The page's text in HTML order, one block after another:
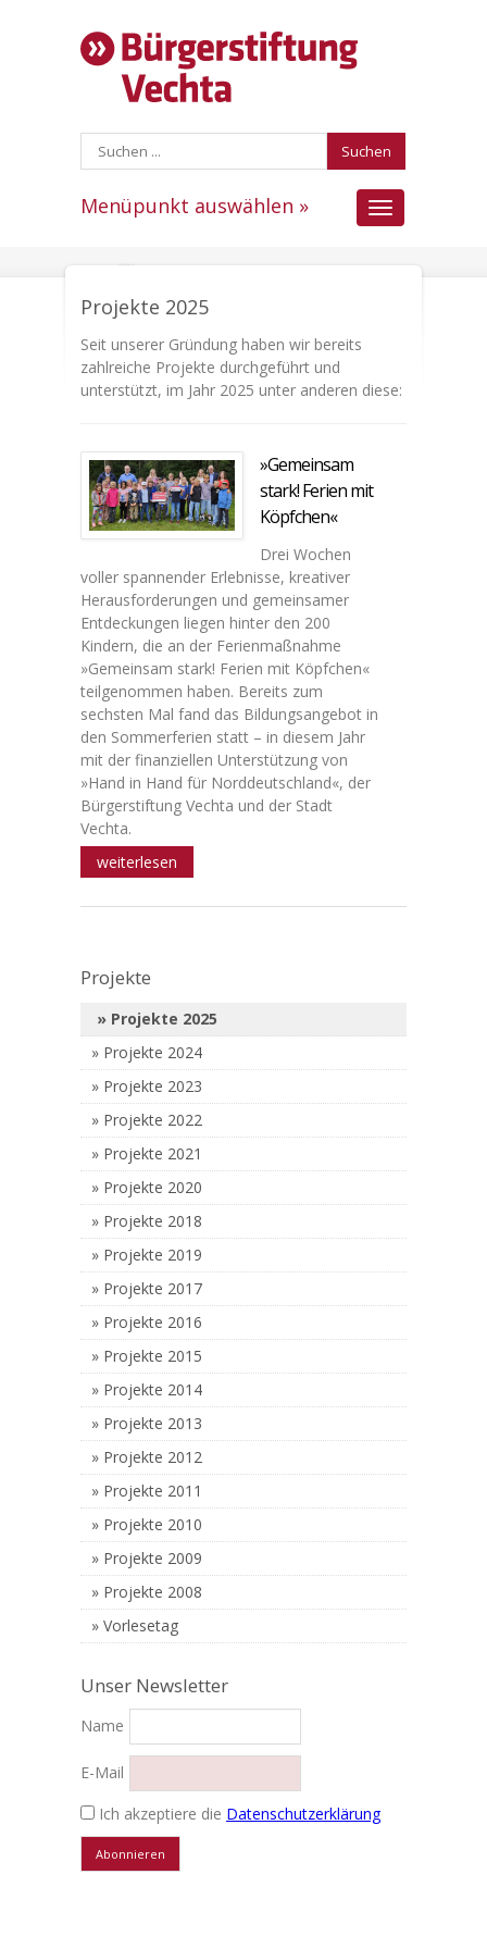
Suchen
Menüpunkt auswählen »
Menüpunkt
auswählen
Projekte 2025
Seit unserer Gründung haben wir bereits
zahlreiche Projekte durchgeführt und
unterstützt, im Jahr 2025 unter anderen diese:
»Gemeinsam
stark! Ferien mit
Köpfchen«
Drei Wochen
voller spannender Erlebnisse, kreativer
Herausforderungen und gemeinsamer
Entdeckungen liegen hinter den 200
Kindern, die an der Ferienmaßnahme
»Gemeinsam stark! Ferien mit Köpfchen«
teilgenommen haben. Bereits zum
sechsten Mal fand das Bildungsangebot in
den Sommerferien statt – in diesem Jahr
mit der finanziellen Unterstützung von
»Hand in Hand für Norddeutschland«, der
Bürgerstiftung Vechta und der Stadt
Vechta.
weiterlesen
Projekte
Projekte 2025
Projekte 2024
Projekte 2023
Projekte 2022
Projekte 2021
Projekte 2020
Projekte 2018
Projekte 2019
Projekte 2017
Projekte 2016
Projekte 2015
Projekte 2014
Projekte 2013
Projekte 2012
Projekte 2011
Projekte 2010
Projekte 2009
Projekte 2008
Vorlesetag
Unser Newsletter
Name
E-Mail
Ich akzeptiere die Datenschutzerklärung